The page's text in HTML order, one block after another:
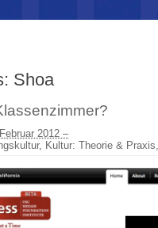
Shoa
2012 –
, Kultur: Theorie & Praxis